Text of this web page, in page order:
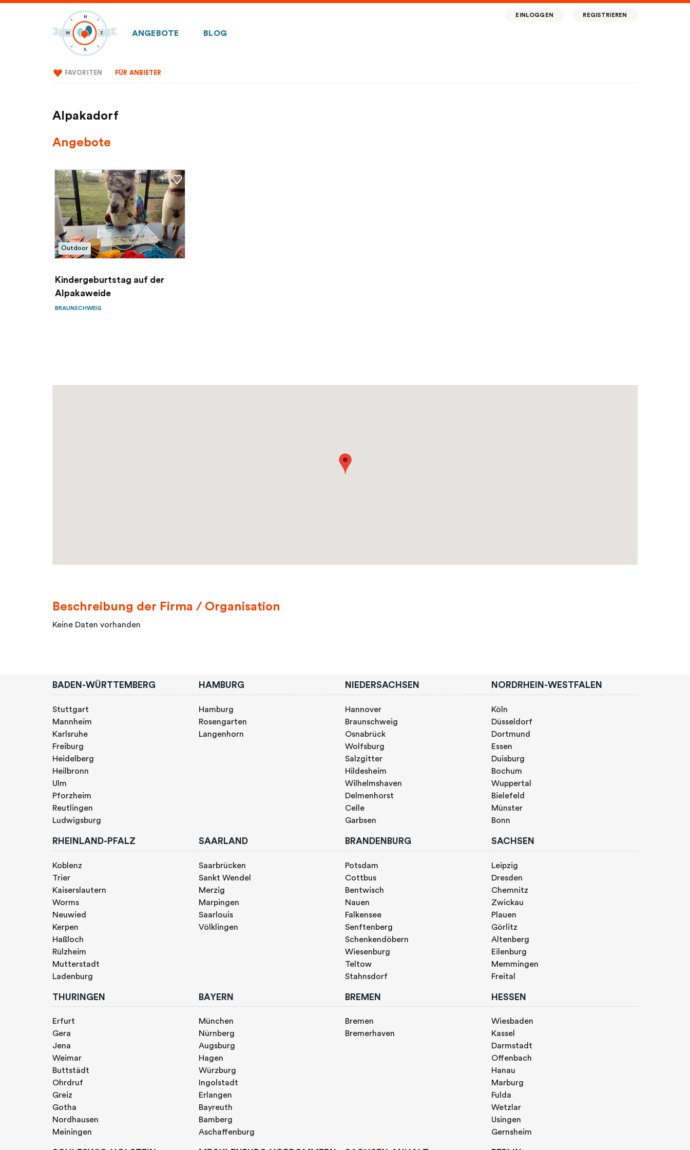
ANGEBOTE BLOG
EINLOGGEN REGISTRIEREN
FAVORITEN FÜR ANBIETER
Alpakadorf
Angebote
Outdoor
Kindergeburtstag auf der
Alpakaweide
BRAUNSCHWEIG
Beschreibung der Firma / Organisation
Keine Daten vorhanden
BADEN-WÜRTTEMBERG
Stuttgart
Mannheim
Karlsruhe
Freiburg
Heidelberg
Heilbronn
Ulm
Pforzheim
Reutlingen
Ludwigsburg
HAMBURG
Hamburg
Rosengarten
Langenhorn
NIEDERSACHSEN
Hannover
Braunschweig
Osnabrück
Wolfsburg
Salzgitter
Hildesheim
Wilhelmshaven
Delmenhorst
Celle
Garbsen
NORDRHEIN-WESTFALEN
Köln
Düsseldorf
Dortmund
Essen
Duisburg
Bochum
Wuppertal
Bielefeld
Münster
Bonn
RHEINLAND-PFALZ
Koblenz
Trier
Kaiserslautern
Worms
Neuwied
Kerpen
Haßloch
Rülzheim
Mutterstadt
Ladenburg
SAARLAND
Saarbrücken
Sankt Wendel
Merzig
Marpingen
Saarlouis
Völklingen
BRANDENBURG
Potsdam
Cottbus
Bentwisch
Nauen
Falkensee
Senftenberg
Schenkendöbern
Wiesenburg
Teltow
Stahnsdorf
SACHSEN
Leipzig
Dresden
Chemnitz
Zwickau
Plauen
Görlitz
Altenberg
Eilenburg
Memmingen
Freital
THURINGEN
Erfurt
Gera
Jena
Weimar
Buttstädt
Ohrdruf
Greiz
Gotha
Nordhausen
Meiningen
BAYERN
München
Nürnberg
Augsburg
Hagen
Würzburg
Ingolstadt
Erlangen
Bayreuth
Bamberg
Aschaffenburg
BREMEN
Bremen
Bremerhaven
HESSEN
Wiesbaden
Kassel
Darmstadt
Offenbach
Hanau
Marburg
Fulda
Wetzlar
Usingen
Gernsheim